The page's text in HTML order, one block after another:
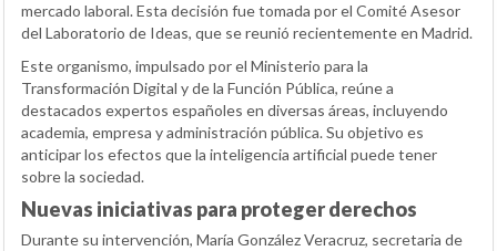
mercado laboral. Esta decisión fue tomada por el Comité Asesor
del Laboratorio de Ideas, que se reunió recientemente en Madrid.
Este organismo, impulsado por el Ministerio para la
Transformación Digital y de la Función Pública, reúne a
destacados expertos españoles en diversas áreas, incluyendo
academia, empresa y administración pública. Su objetivo es
anticipar los efectos que la inteligencia artificial puede tener
sobre la sociedad.
Nuevas iniciativas para proteger derechos
Durante su intervención, María González Veracruz, secretaria de